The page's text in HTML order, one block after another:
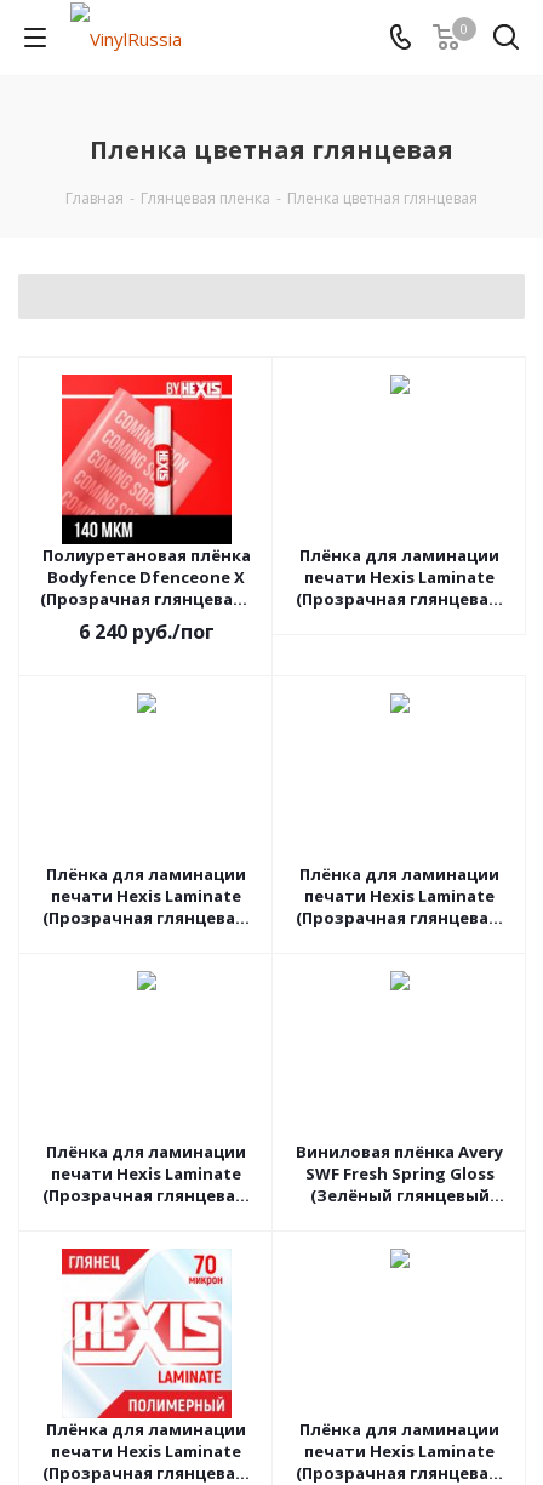
0
Пленка цветная глянцевая
Главная - Глянцевая пленка - Пленка цветная глянцевая
Полиуретановая плёнка
Bodyfence Dfenceone X
(Прозрачная глянцевая),
1.52 пог.м
6 240руб./пог
Плёнка для ламинации
печати Hexis Laminate
(Прозрачная глянцевая)
Плёнка для ламинации
печати Hexis Laminate
(Прозрачная глянцевая)
Плёнка для ламинации
печати Hexis Laminate
(Прозрачная глянцевая)
Плёнка для ламинации
печати Hexis Laminate
(Прозрачная глянцевая)
Виниловая плёнка Avery
SWF Fresh Spring Gloss
(Зелёный глянцевый
Плёнка для ламинации
печати Hexis Laminate
(Прозрачная глянцевая)
Плёнка для ламинации
печати Hexis Laminate
(Прозрачная глянцевая)